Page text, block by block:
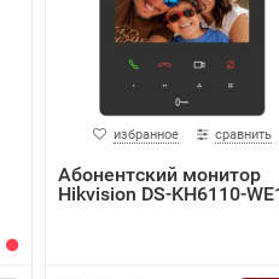
избранное сравнить
Абонентский монитор
Hikvision DS-KH6110-